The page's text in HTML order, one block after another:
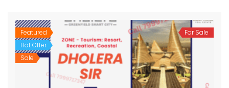
Featured
Hot Offer
Sale
For Sale